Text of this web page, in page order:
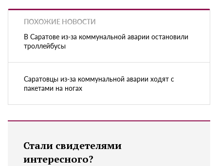
ПОХОЖИЕ НОВОСТИ
В Саратове из-за коммунальной аварии остановили
троллейбусы
Саратовцы из-за коммунальной аварии ходят с
пакетами на ногах
Стали свидетелями
интересного?